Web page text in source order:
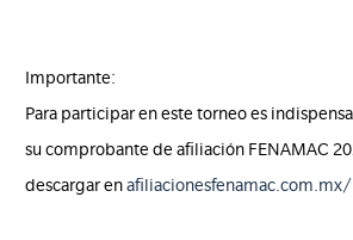
Importante:
Para participar en este torneo es
su comprobante de afiliación FENAMAC
descargar en